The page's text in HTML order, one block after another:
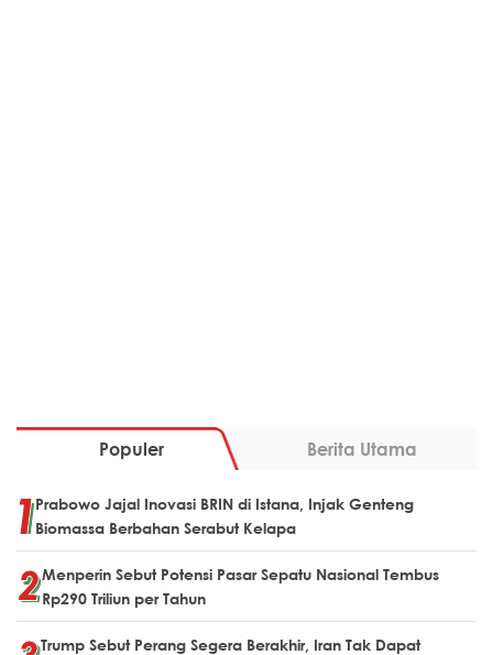
Populer Berita Utama
Prabowo Jajal Inovasi BRIN di Istana, Injak Genteng
Biomassa Berbahan Serabut Kelapa
Menperin Sebut Potensi Pasar Sepatu Nasional Tembus
Rp290 Triliun per Tahun
Trump Sebut Perang Segera Berakhir, Iran Tak Dapat